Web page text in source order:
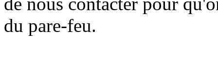
du pare-feu.